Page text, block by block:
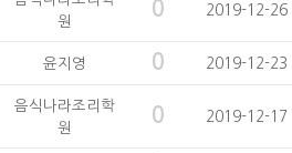
원
0 2019-12-26
윤지영 0 2019-12-23
음식나라조리학
원
0 2019-12-17